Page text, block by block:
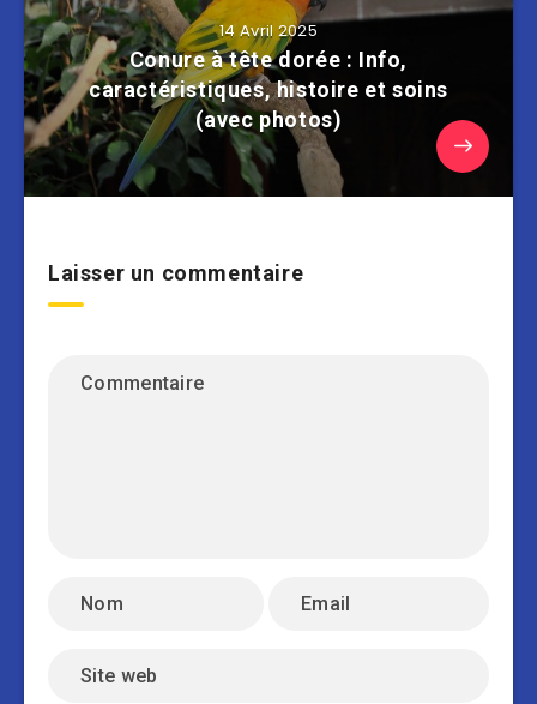
14 Avril 2025
Conure à tête dorée : Info,
caractéristiques, histoire et soins
(avec photos)
Laisser un commentaire